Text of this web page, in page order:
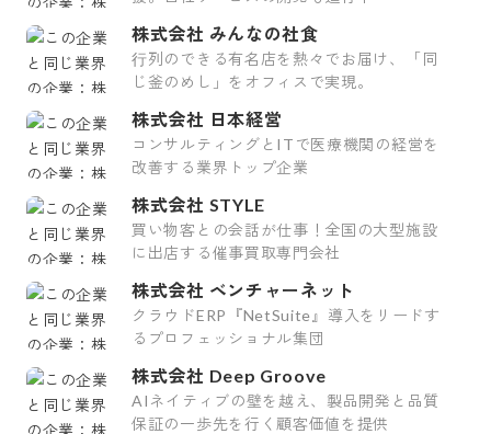
株式会社 みんなの社食
⾏列のできる有名店を熱々でお届け、「同
じ釜のめし」をオフィスで実現。
株式会社 日本経営
コンサルティングとITで医療機関の経営を
改善する業界トップ企業
株式会社 STYLE
買い物客との会話が仕事！全国の大型施設
に出店する催事買取専門会社
株式会社 ベンチャーネット
クラウドERP『NetSuite』導入をリードす
るプロフェッショナル集団
株式会社 Deep Groove
AIネイティブの壁を越え、製品開発と品質
保証の一歩先を行く顧客価値を提供